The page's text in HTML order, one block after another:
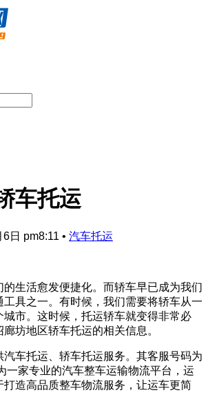
车托运
日 pm8:11 • 汽车托运
生活愈发便捷化。而轿车早已成为我们
具之一。有时候，我们需要将轿车从一
城市。这时候，托运轿车就变得非常必
坊地区轿车托运的相关信息。
车托运、轿车托运服务。其客服号码为
一家专业的汽车整车运输物流平台，运
打造高品质整车物流服务，让运车更简